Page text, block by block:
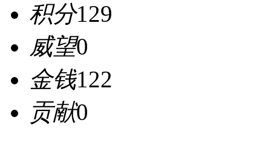
积分129
威望0
金钱122
贡献0